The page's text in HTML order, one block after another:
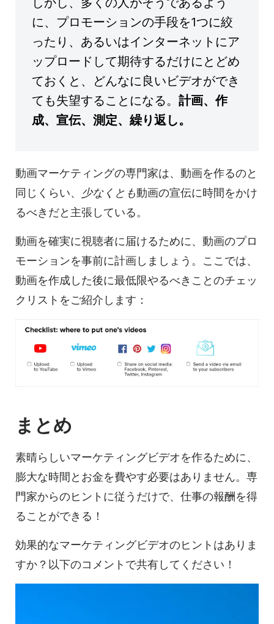
に、プロモーションの手段を1つに絞
ったり、あるいはインターネットにア
ップロードして期待するだけにとどめ
ておくと、どんなに良いビデオができ
ても失望することになる。 計画、作
成、宣伝、測定、繰り返し。
動画マーケティングの専門家は、動画を作るのと
同じくらい、 少なくとも動画の宣伝に時間をかけ
るべきだと主張している。
動画を確実に視聴者に届けるために、動画のプロ
モーションを事前に計画しましょう。ここでは、
動画を作成した後に最低限やるべきことのチェッ
クリストをご紹介します：
まとめ
素晴らしいマーケティングビデオを作るために、
膨大な時間とお金を費やす必要はありません。専
門家からのヒントに従うだけで、仕事の報酬を得
ることができる！
効果的なマーケティングビデオのヒントはありま
すか？以下のコメントで共有してください！